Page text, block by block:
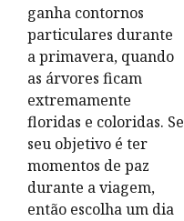
ganha contornos
particulares durante
a primavera, quando
as árvores ficam
extremamente
floridas e coloridas. Se
seu objetivo é ter
momentos de paz
durante a viagem,
então escolha um dia